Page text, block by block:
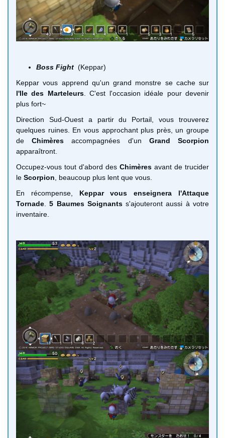
Boss Fight (Keppar)
Keppar vous apprend qu'un grand monstre se cache sur
l'Ile des Marteleurs. C'est l'occasion idéale pour devenir
plus fort~
Direction Sud-Ouest a partir du Portail, vous trouverez
quelques ruines. En vous approchant plus près, un groupe
deChimères accompagnées d'un Grand Scorpion
apparaîtront.
Occupez-vous tout d'abord des Chimères avant de trucider
le Scorpion , beaucoup plus lent que vous.
En récompense, Keppar vous enseignera l'Attaque
Tornade .5 Baumes Soignantss'ajouteront aussi à votre
inventaire.